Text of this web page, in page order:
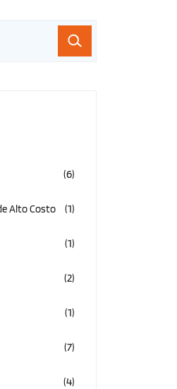
(6)
Alto Costo (1)
(1)
(2)
(1)
(7)
(4)